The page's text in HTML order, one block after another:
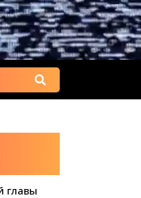
главы